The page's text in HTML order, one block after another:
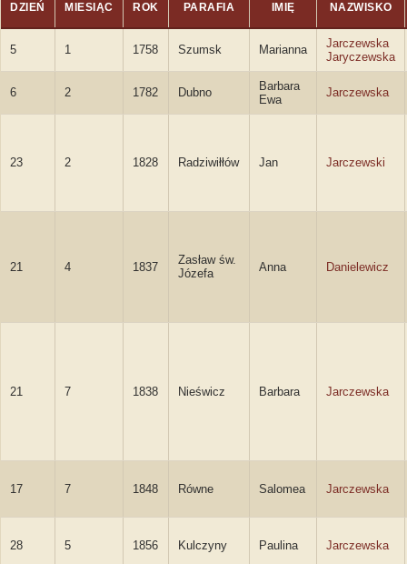
DZIEŃ MIESIĄC ROK PARAFIA IMIĘ NAZWISKO
5 1 1758 Szumsk Marianna
Jarczewska
Jaryczewska
6 2 1782 Dubno
Barbara
Ewa
Jarczewska
23 2 1828 Radziwiłłów Jan Jarczewski
21 4 1837
Zasław św.
Józefa
Anna Danielewicz
21 7 1838 Nieświcz Barbara Jarczewska
17 7 1848 Równe Salomea Jarczewska
28 5 1856 Kulczyny Paulina Jarczewska